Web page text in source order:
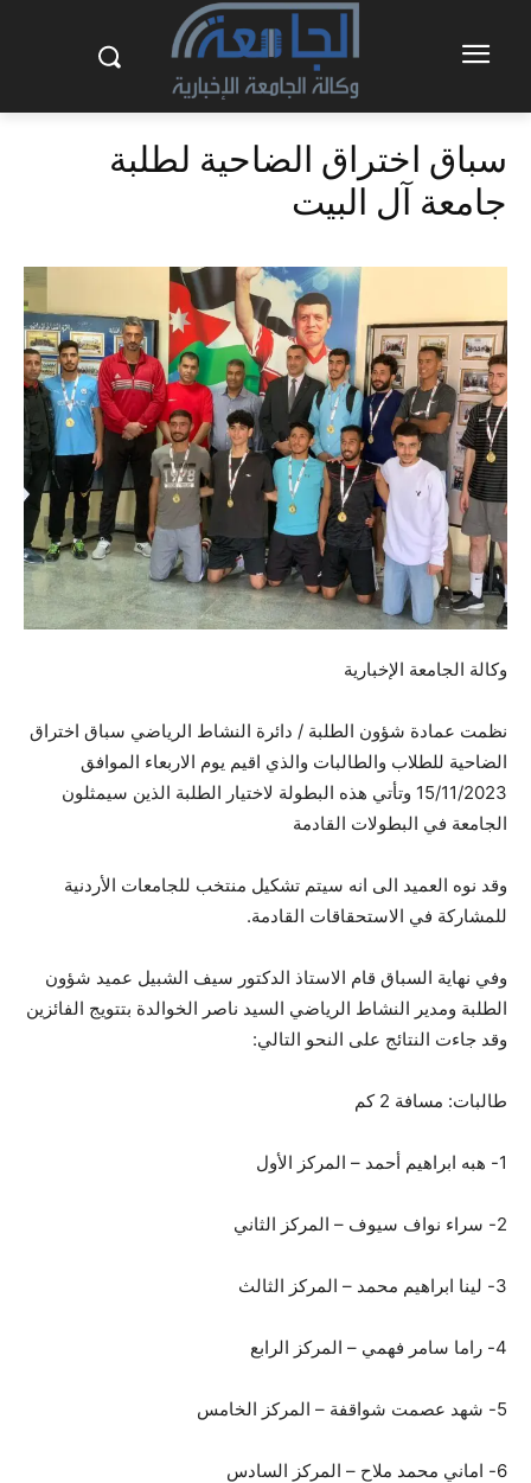
سباق اختراق الضاحية لطلبة
جامعة آل البيت
وكالة الجامعة الإخبارية
نظمت عمادة شؤون الطلبة / دائرة النشاط الرياضي سباق اختراق
الضاحية للطلاب والطالبات والذي اقيم يوم الاربعاء الموافق
15/11/2023 وتأتي هذه البطولة لاختيار الطلبة الذين سيمثلون
الجامعة في البطولات القادمة
وقد نوه العميد الى انه سيتم تشكيل منتخب للجامعات الأردنية
للمشاركة في الاستحقاقات القادمة.
وفي نهاية السباق قام الاستاذ الدكتور سيف الشبيل عميد شؤون
الطلبة ومدير النشاط الرياضي السيد ناصر الخوالدة بتتويج الفائزين
وقد جاءت النتائج على النحو التالي:
طالبات: مسافة 2 كم
1- هبه ابراهيم أحمد – المركز الأول
2- سراء نواف سيوف – المركز الثاني
3- لينا ابراهيم محمد – المركز الثالث
4- راما سامر فهمي – المركز الرابع
5- شهد عصمت شواقفة – المركز الخامس
6- اماني محمد ملاح – المركز السادس